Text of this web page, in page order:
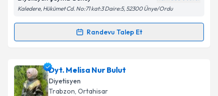
Kişisel verilerimin işlenmesine ilişkin
Metni'ni okudum ve kişisel verilerimin belirtilen
Takvim Talebini Gönder
Kaledere, Hükümet Cd. No:71 kat:3 Daire:5, 52300 Ünye/Ordu
Randevu Talep Et
Randevu Takvimi Talebi
Dyt. Şeyma Güneyiçin randevu takvimi talebi
oluşturun. Size bu uzmandan randevu almanız için bir
takvim hazırlandığında e-posta ile bilgilendireceğiz.
Dyt. Melisa Nur Bulut
Diyetisyen
Trabzon, Ortahisar